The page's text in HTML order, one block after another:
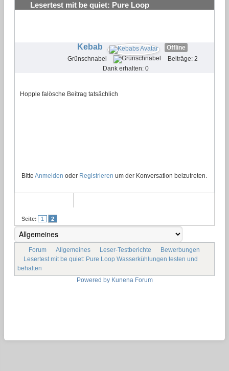
Lesertest mit be quiet: Pure Loop
Kebab
Offline
Grünschnabel
Beiträge: 2
Dank erhalten: 0
Hopple falösche Beitrag tatsächlich
Bitte Anmelden oder Registrieren um der Konversation beizutreten.
Seite: 1 2
Forum Allgemeines Leser-Testberichte
Bewerbungen
Lesertest mit be quiet: Pure Loop Wasserkühlungen testen und
behalten
Powered by Kunena Forum